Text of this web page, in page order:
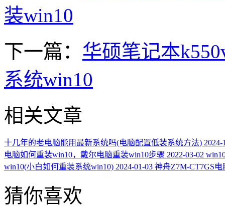
装win10
下一篇： 华硕笔记本
系统win10
相关文章
十几年的老电脑能用最新系统吗(电脑配置低装系统方法) 2024-
电脑如何重装win10，戴尔电脑重装win10步骤 2022-03-02
win10(小白如何重装系统win10) 2024-01-03 神舟Z7M-CT7GS
猜你喜欢